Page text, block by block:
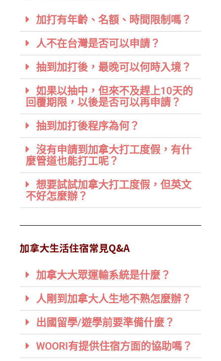
加打有年齡、名額、時間限制嗎？
人不在台灣是否可以申請？
抽到加打後，最晚可以何時入境？
如果以抽中，但來不及趕上10天的
回覆期限，以後是否可以再申請？
抽到加打後程序為何？
沒有申請到加拿大打工度假，有什
麼管道也能打工呢？
想要試試加拿大打工度假，但英文
不好怎麼辦？
加拿大生活住宿常見Q&A
加拿大大眾運輸系統是什麼？
人剛到加拿大人生地不熟怎麼辦？
出國留學/遊學前要準備什麼？
WOORI有提供住宿方面的協助嗎？